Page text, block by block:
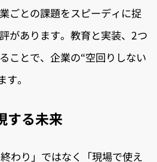
ごとの課題をスピーディに捉
があります。教育と実装、2つ
ことで、企業の“空回りしない
。
する未来
わり」ではなく「現場で使え